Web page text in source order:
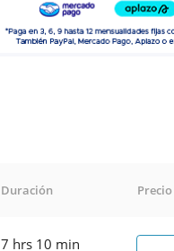
Duración Precio
7 hrs 10 min